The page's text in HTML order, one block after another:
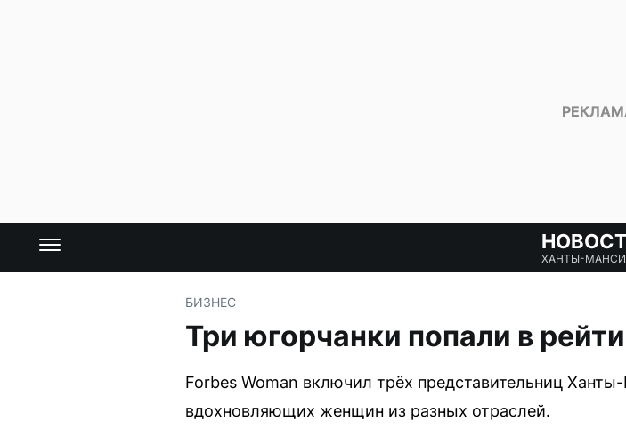
ХАНТЫ-
БИЗНЕС
Три югорчанки попали в
Forbes Woman включил трёх представительниц
вдохновляющих женщин из разных отраслей.